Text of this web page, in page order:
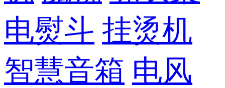
电熨斗 挂烫机
智慧音箱 电风